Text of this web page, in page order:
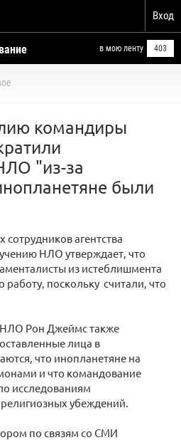
Вход
в мою ленту 403
командиры
"из-за
были
агентства
НЛО утверждает, что
из истеблишмента
работу, поскольку считали, что
Рон Джеймс также
лица в
что инопланетяне на
и что командование
исследованиям
убеждений.
по связям со СМИ